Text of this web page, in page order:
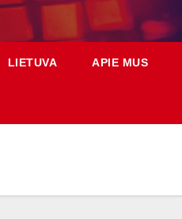
LIETUVA APIE MUS